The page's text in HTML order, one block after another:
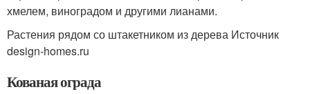
хмелем, виноградом и другими лианами.
Растения рядом со штакетником из дерева Источник
design-homes.ru
Кованая ограда